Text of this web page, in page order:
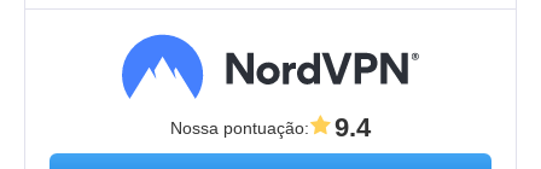
Nossa pontuação: 9.4